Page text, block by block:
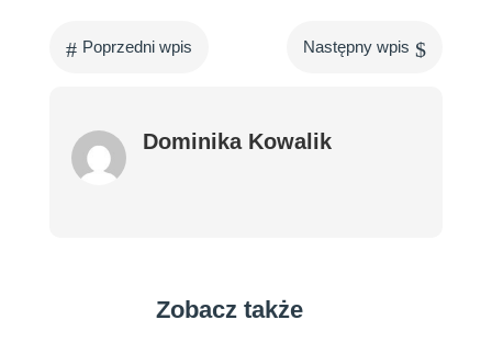
# Poprzedni wpis Następny wpis $
Dominika Kowalik
Zobacz także